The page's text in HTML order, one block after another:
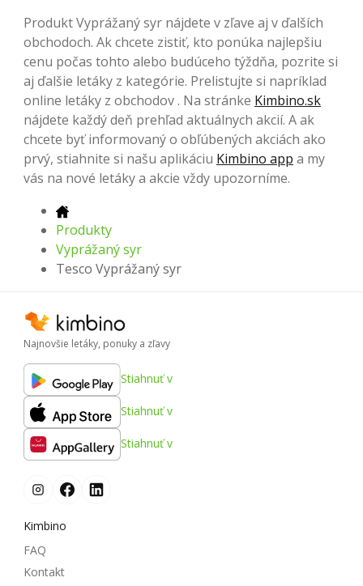
Produkt Vyprážaný syr nájdete v zľave aj v ďalších
obchodoch. Ak chcete zistiť, kto ponúka najlepšiu
cenu počas tohto alebo budúceho týždňa, pozrite si
aj ďalšie letáky z kategórie. Prelistujte si napríklad
online letáky z obchodov . Na stránke Kimbino.sk
nájdete každý deň prehľad aktuálnych akcií. A ak
chcete byť informovaný o obľúbených akciách ako
prvý, stiahnite si našu aplikáciu Kimbino app a my
vás na nové letáky a akcie vždy upozorníme.
Produkty
Vyprážaný syr
Tesco Vyprážaný syr
Najnovšie letáky, ponuky a zľavy
Stiahnuť v
Stiahnuť v
Stiahnuť v
Kimbino
FAQ
Kontakt